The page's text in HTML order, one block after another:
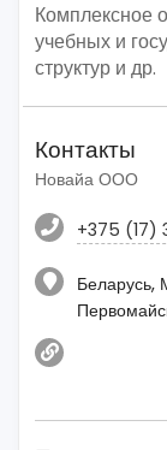
Комплексное
учебных и
структур и др.
Контакты
Новайа ООО
+375 (17)
Беларусь,